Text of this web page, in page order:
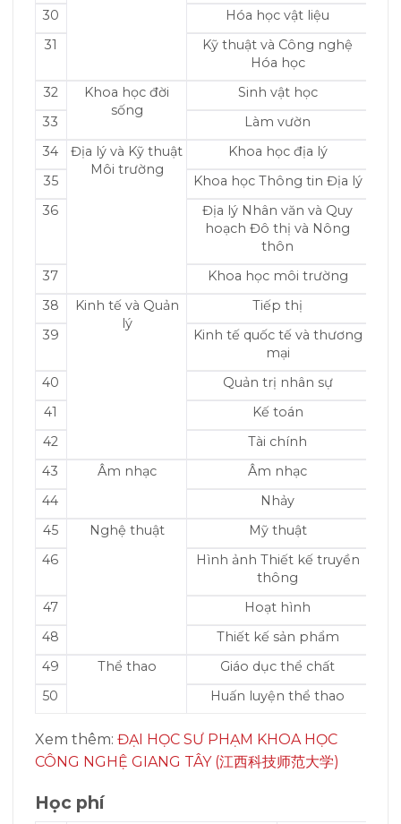
30
Hóa học vật liệu
31
Kỹ thuật và Công nghệ
Hóa học
32
Khoa học đời
sống
Sinh vật học
33
Làm vườn
34
Địa lý và Kỹ thuật
Môi trường
Khoa học địa lý
35
Khoa học Thông tin Địa lý
36
Địa lý Nhân văn và Quy
hoạch Đô thị và Nông
thôn
37
Khoa học môi trường
38
Kinh tế và Quản
lý
Tiếp thị
39
Kinh tế quốc tế và thương
mại
40
Quản trị nhân sự
41
Kế toán
42
Tài chính
43
Âm nhạc
Âm nhạc
44
Nhảy
45
Nghệ thuật
Mỹ thuật
46
Hình ảnh Thiết kế truyền
thông
47
Hoạt hình
48
Thiết kế sản phẩm
49
Thể thao
Giáo dục thể chất
50
Huấn luyện thể thao
Xem thêm: ĐẠI HỌC SƯ PHẠM KHOA HỌC
CÔNG NGHỆ GIANG TÂY (江西科技师范大学)
Học phí